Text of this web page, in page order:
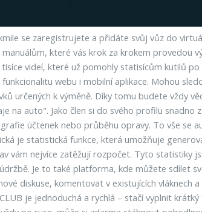
se zaregistrujete a přidáte svůj vůz do
které vás krok za krokem provedou
videí, které už pomohly statisícům kutilů
webu i mobilní aplikace. Mohou
určených k výměně. Díky tomu budete vždy
na auto". Jako člen si do svého profilu
účtenek nebo průběhu opravy. To vše se
je statistická funkce, která umožňuje
vám nejvíce zatěžují rozpočet. Tyto statistiky
Je to také platforma, kde můžete sdílet
diskuse, komentovat v existujících vláknech
je jednoduchá a rychlá – stačí vyplnit